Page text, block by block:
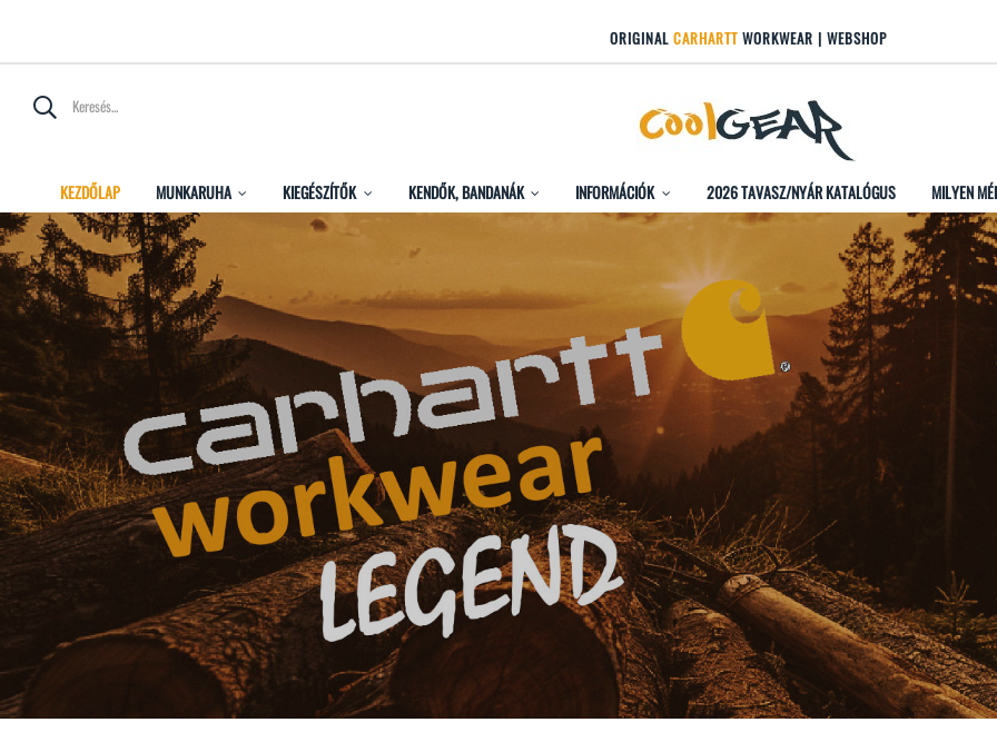
ORIGINALCARHARTTWORKWEAR | WEBSHOP
KEZDŐLAP MUNKARUHA KIEGÉSZÍTŐK KENDŐK, BANDANÁK INFORMÁCIÓK 2026 TAVASZ/NYÁR KATALÓGUS MILYEN